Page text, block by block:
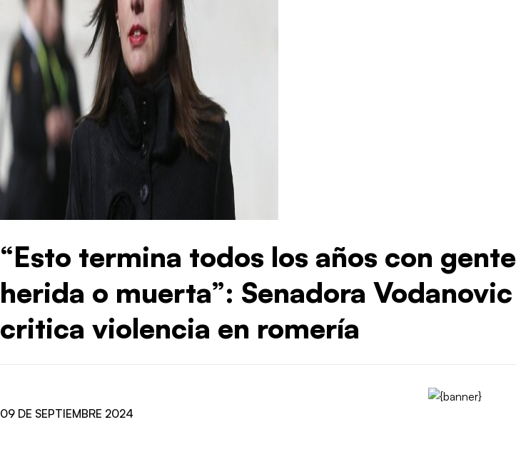
“Esto termina todos los años con gente
herida o muerta”: Senadora Vodanovic
critica violencia en romería
09 DE SEPTIEMBRE 2024